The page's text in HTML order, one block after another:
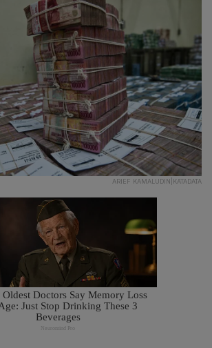
ARIEF KAMALUDIN|KATADATA